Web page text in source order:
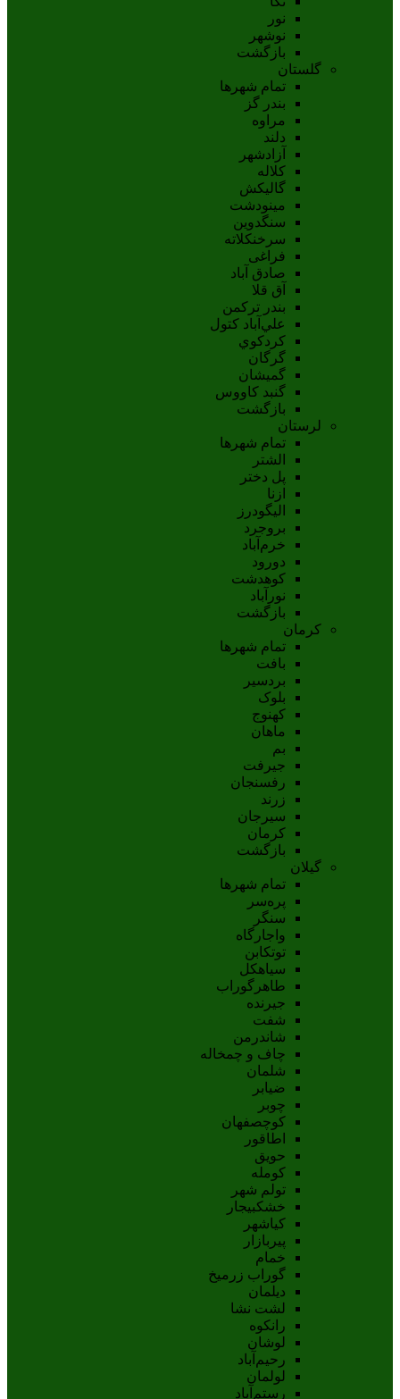
نور
نوشهر
بازگشت
گلستان
تمام شهر‌ها
بندر گز
مراوه
دلند
آزادشهر
کلاله
گالیکش
مینودشت
سنگدوین
سرخنکلاته
فراغی
صادق آباد
آق قلا
بندر ترکمن
علي‌آباد کتول
کردکوي
گرگان
گميشان
گنبد کاووس
بازگشت
لرستان
تمام شهر‌ها
الشتر
پل دختر
ازنا
اليگودرز
بروجرد
خرم‌آباد
دورود
کوهدشت
نورآباد
بازگشت
کرمان
تمام شهر‌ها
بافت
بردسیر
بلوک
کهنوج
ماهان
بم
جيرفت
رفسنجان
زرند
سيرجان
کرمان
بازگشت
گیلان
تمام شهر‌ها
پره‌سر
سنگر
واجارگاه
توتکابن
سیاهکل
طاهرگوراب
جیرنده
شفت
شاندرمن
چاف و چمخاله
شلمان
ضیابر
چوبر
کوچصفهان
اطاقور
حویق
کومله
تولم شهر
خشکبیجار
کیاشهر
پیربازار
خمام
گوراب زرمیخ
دیلمان
لشت نشا
رانکوه
لوشان
رحیم‌آباد
لولمان
رستم‌آباد